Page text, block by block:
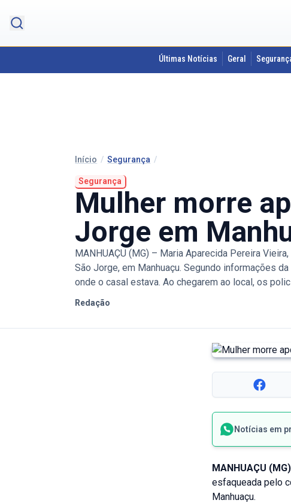
Últimas Notícias Geral
Início /Segurança /
Segurança
Mulher morre
Jorge em
MANHUAÇU (MG) – Maria Aparecida Pereira
São Jorge, em Manhuaçu. Segundo informações
onde o casal estava. Ao chegarem ao local, os
Redação
Notícias em
MANHUAÇU (MG)
esfaqueada pelo
Manhuaçu.